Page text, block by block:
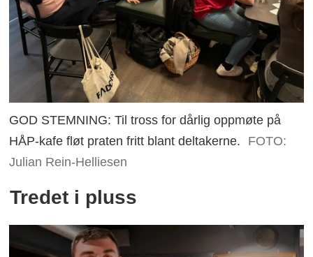
GOD STEMNING: Til tross for dårlig oppmøte på
HÅP-kafe fløt praten fritt blant deltakerne.
FOTO:
Julian Rein-Helliesen
Tredet i pluss